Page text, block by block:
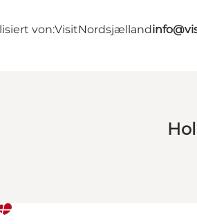
von:VisitNordsjælland